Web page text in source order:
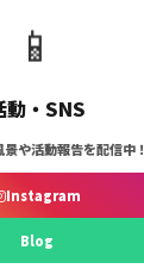
📱
動・SNS
や活動報告を配信中！
Instagram
Blog